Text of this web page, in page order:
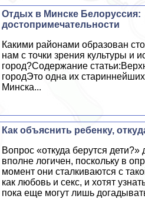
Отдых в Минске Белоруссия:
достопримечательности
Какими районами образован
нам с точки зрения культуры и
город?Содержание
городЭто одна их
Минска...
Как объяснить ребенку,
Вопрос «откуда берутся дети?»
вполне логичен, поскольку в
момент они сталкиваются с
как любовь и ceкc, и хотят
пока еще могут лишь